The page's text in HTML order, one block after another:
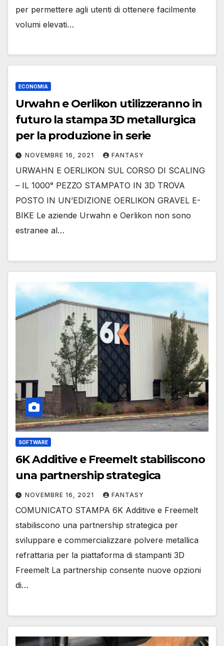
per permettere agli utenti di ottenere facilmente
volumi elevati…
ECONOMIA
Urwahn e Oerlikon utilizzeranno in
futuro la stampa 3D metallurgica
per la produzione in serie
NOVEMBRE 16, 2021 FANTASY
URWAHN E OERLIKON SUL CORSO DI SCALING
– IL 1000° PEZZO STAMPATO IN 3D TROVA
POSTO IN UN’EDIZIONE OERLIKON GRAVEL E-
BIKE Le aziende Urwahn e Oerlikon non sono
estranee al…
SOFTWARE
6K Additive e Freemelt stabiliscono
una partnership strategica
NOVEMBRE 16, 2021 FANTASY
COMUNICATO STAMPA 6K Additive e Freemelt
stabiliscono una partnership strategica per
sviluppare e commercializzare polvere metallica
refrattaria per la piattaforma di stampanti 3D
Freemelt La partnership consente nuove opzioni
di…